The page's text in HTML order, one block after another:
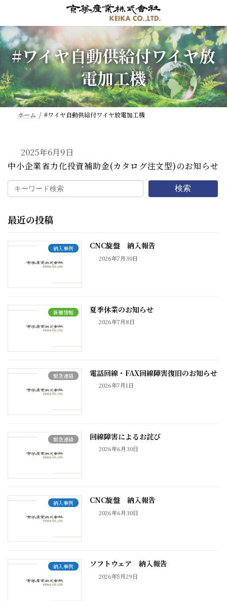
テ
ン
ツ
ス
キ
ッ
プ
ゲ
ー
シ
ン
に
移
動
#ワイヤ自動供給付ワイヤ放
電加工機
ホーム #ワイヤ自動供給付ワイヤ放電加工機
2025年6月9日
中小企業省力化投資補助金(カタログ注文型)のお知らせ
検索
最近の投稿
納入事例 CNC旋盤 納入報告
2026年7月30日
新着情報 夏季休業のお知らせ
2026年7月8日
緊急連絡 電話回線・FAX回線障害復旧のお知らせ
2026年7月1日
緊急連絡 回線障害によるお詫び
2026年6月30日
納入事例 CNC旋盤 納入報告
2026年6月30日
納入事例 ソフトウェア 納入報告
2026年5月29日